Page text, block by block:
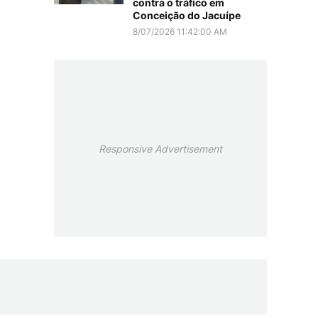
contra o tráfico em
Conceição do Jacuípe
8/07/2026 11:42:00 AM
Responsive Advertisement